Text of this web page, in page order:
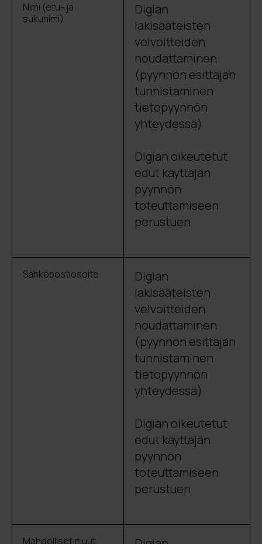
Nimi (etu- ja
sukunimi)
Digian
lakisääteisten
velvoitteiden
noudattaminen
(pyynnön esittäjän
tunnistaminen
tietopyynnön
yhteydessä)
Digian oikeutetut
edut käyttäjän
pyynnön
toteuttamiseen
perustuen
Sähköpostiosoite
Digian
lakisääteisten
velvoitteiden
noudattaminen
(pyynnön esittäjän
tunnistaminen
tietopyynnön
yhteydessä)
Digian oikeutetut
edut käyttäjän
pyynnön
toteuttamiseen
perustuen
Mahdolliset muut